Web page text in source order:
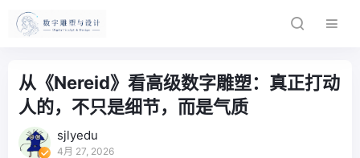
从《Nereid》看高级数字雕塑：真正打动
人的，不只是细节，而是气质
sjlyedu
4月 27, 2026